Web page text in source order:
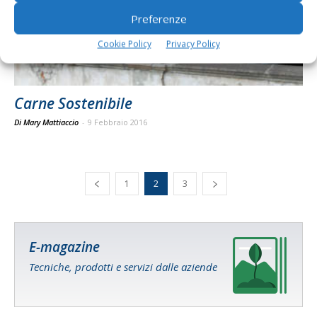
Preferenze
Cookie Policy Privacy Policy
Carne Sostenibile
Di Mary Mattiaccio - 9 Febbraio 2016
1 2 3
E-magazine
Tecniche, prodotti e servizi dalle aziende